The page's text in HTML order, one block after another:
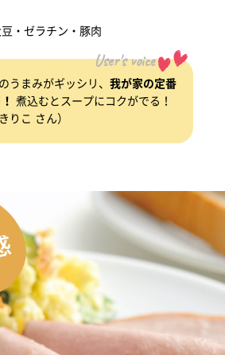
・ゼラチン・豚肉
User's voice
うまみがギッシリ、 我が家の定番
煮込むとスープにコクがでる！
りこ さん）